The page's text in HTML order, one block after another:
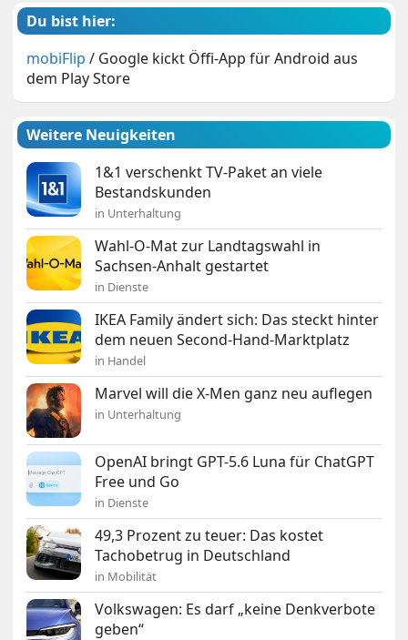
Du bist hier:
mobiFlip / Google kickt Öffi-App für Android aus
dem Play Store
Weitere Neuigkeiten
1&1 verschenkt TV-Paket an viele
Bestandskunden
in Unterhaltung
Wahl-O-Mat zur Landtagswahl in
Sachsen-Anhalt gestartet
in Dienste
IKEA Family ändert sich: Das steckt hinter
dem neuen Second-Hand-Marktplatz
in Handel
Marvel will die X-Men ganz neu auflegen
in Unterhaltung
OpenAI bringt GPT-5.6 Luna für ChatGPT
Free und Go
in Dienste
49,3 Prozent zu teuer: Das kostet
Tachobetrug in Deutschland
in Mobilität
Volkswagen: Es darf „keine Denkverbote
geben“